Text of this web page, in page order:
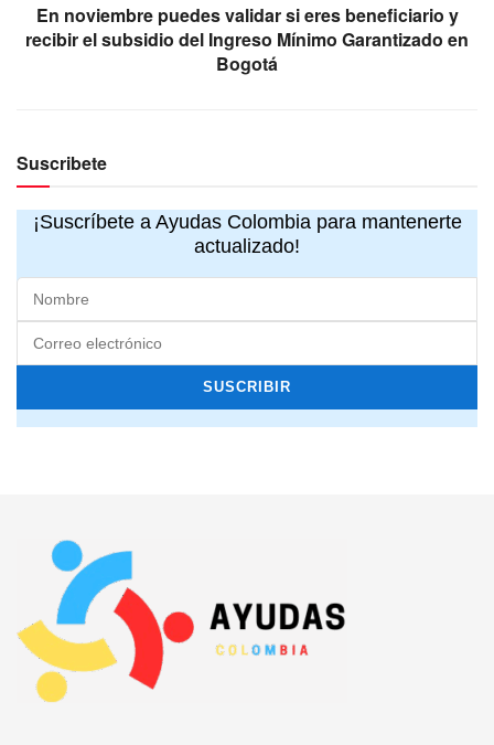
En noviembre puedes validar si eres beneficiario y
recibir el subsidio del Ingreso Mínimo Garantizado en
Bogotá
Suscribete
¡Suscríbete a Ayudas Colombia para mantenerte
actualizado!